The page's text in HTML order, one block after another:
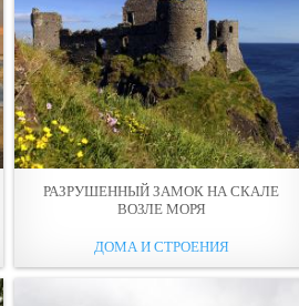
РАЗРУШЕННЫЙ ЗАМОК НА СКАЛЕ
ВОЗЛЕ МОРЯ
ДОМА И СТРОЕНИЯ